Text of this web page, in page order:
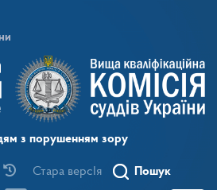
з порушенням зору
Стара версІя Пошук